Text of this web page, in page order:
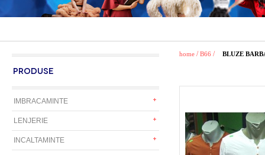
PRODUSE
IMBRACAMINTE
LENJERIE
INCALTAMINTE
home / B66 / BLUZE